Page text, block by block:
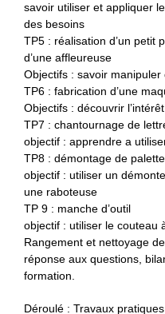
savoir utiliser et appliquer
des besoins
TP5 : réalisation d’un petit
d’une affleureuse
Objectifs : savoir
TP6 : fabrication d’une
Objectifs : découvrir
TP7 : chantournage de
objectif : apprendre a
TP8 : démontage de palette
objectif : utiliser un
une raboteuse
TP 9 : manche d’outil
objectif : utiliser le couteau
Rangement et nettoyage
réponse aux questions,
formation.
Déroulé : Travaux